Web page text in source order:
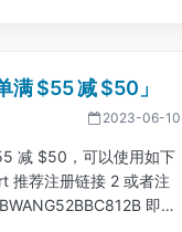
$55 减 $50」
2023-06-10
减 $50，可以使用如下
推荐注册链接 2 或者注
即